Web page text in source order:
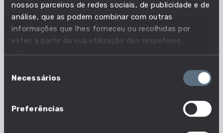
nossos parceiros de redes sociais, de publicidade e de
análise, que as podem combinar com outras
informações que lhes forneceu ou recolhidas por
estes a partir da sua utilização dos respetivos
serviços.
deNecessários
Preferências
Acompanha as necessidades do mercado de
trabalho e descobre quais as profissões em que
esta competência é essencial.
Nº profissões em que esta competência é